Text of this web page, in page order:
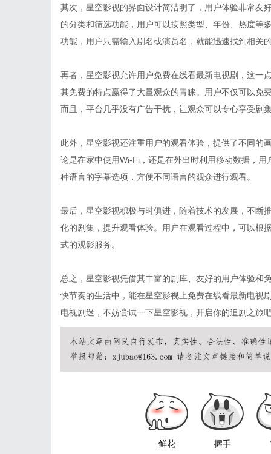
其次，星空影视的界面设计简洁明了，用户体验非常友
的分类和筛选功能，用户可以按照类型、年份、热度等
功能，用户只需输入剧名或演员名，就能迅速找到相关
再者，星空影视允许用户免费在线看最新电视剧，这一
其免费的特点赢得了大量观众的青睐。用户不仅可以免
而且，平台几乎没有广告干扰，让观众可以专心享受剧
此外，星空影视还注重用户的观看体验，提供了不同的
论是在家中使用Wi-Fi，还是在外出时利用移动数据，
种语言的字幕选项，方便不同语言的观众进行观看。
最后，星空影视积极与时俱进，随着技术的发展，不断
化的剧集，提升观看体验。用户在观看过程中，可以根
式的观影服务。
总之，星空影视凭借其丰富的剧库、友好的用户体验和
快节奏的生活中，能在星空影视上免费在线看最新电视
电视剧迷，不妨尝试一下星空影视，开启你的追剧之旅
鲜花 握手